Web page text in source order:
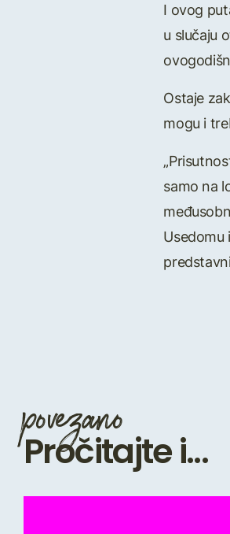
I ovog
u slučaju
Ostaje
mogu i
samo na
Usedomu
povezano
Pročitajte i...